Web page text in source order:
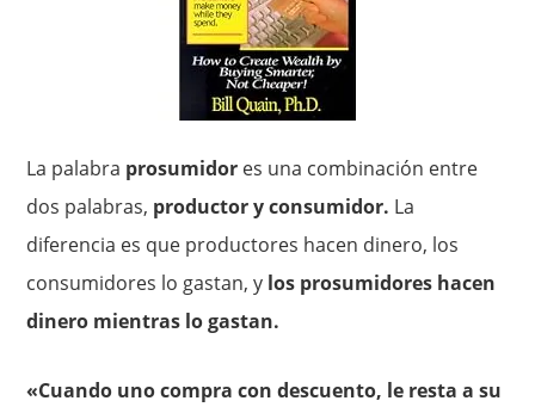
La palabra prosumidor es una combinación entre
dos palabras, productor y consumidor. La
diferencia es que productores hacen dinero, los
consumidores lo gastan, y los prosumidores hacen
dinero mientras lo gastan.
«Cuando uno compra con descuento, le resta a su